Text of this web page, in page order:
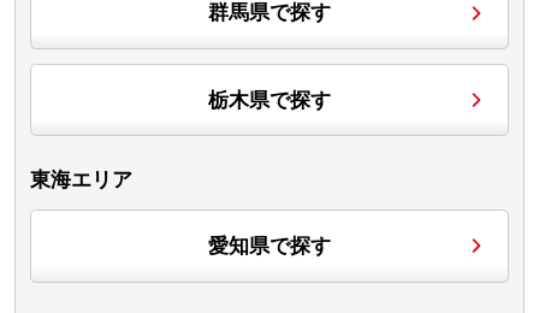
群馬県で探す
栃木県で探す
東海エリア
愛知県で探す